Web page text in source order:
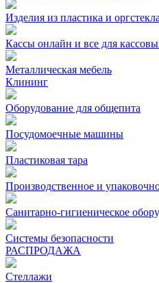
Изделия из пластика и оргстекла
Кассы онлайн и все для
Металлическая мебель
Клининг
Оборудование для общепита
Посудомоечные машины
Пластиковая тара
Производственное и
Санитарно-гигиеническое
Системы безопасности
РАСПРОДАЖА
Стеллажи